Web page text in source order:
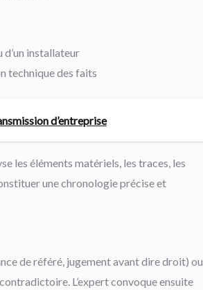
installateur
technique des faits
d’entreprise
les éléments matériels, les traces, les
une chronologie précise et
de référé, jugement avant dire droit) ou
L’expert convoque ensuite